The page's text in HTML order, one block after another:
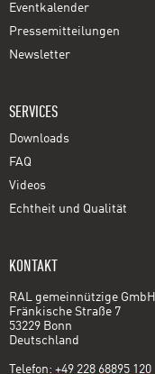
Eventkalender
Pressemitteilungen
Newsletter
SERVICES
Downloads
FAQ
Videos
Echtheit und Qualität
KONTAKT
RAL gemeinnützige GmbH
Fränkische Straße 7
53229 Bonn
Deutschland
Telefon: +49 228 68895 120